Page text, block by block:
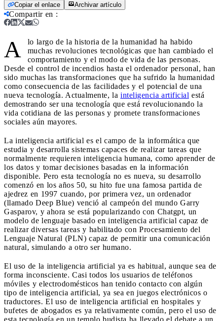
Copiar el enlace Archivar artículo
Compartir en :
A
lo largo de la historia de la humanidad ha habido
muchas revoluciones tecnológicas que han cambiado el
comportamiento y el modo de vida de las personas.
Desde el control de incendios hasta el ordenador personal, han
sido muchas las transformaciones que ha sufrido la humanidad
como consecuencia de las facilidades y el potencial de una
nueva tecnología. Actualmente, la inteligencia artificial está
demostrando ser una tecnología que está revolucionando la
vida cotidiana de las personas y promete transformaciones
sociales aún mayores.
La inteligencia artificial es el campo de la informática que
estudia y desarrolla sistemas capaces de realizar tareas que
normalmente requieren inteligencia humana, como aprender de
los datos y tomar decisiones basadas en la información
disponible. Pero esta tecnología no es nueva, su desarrollo
comenzó en los años 50, su hito fue una famosa partida de
ajedrez en 1997 cuando, por primera vez, un ordenador
(llamado Deep Blue) venció al campeón del mundo Garry
Gasparov, y ahora se está popularizando con Chatgpt, un
modelo de lenguaje basado en inteligencia artificial capaz de
realizar diversas tareas y habilitado con Procesamiento del
Lenguaje Natural (PLN) capaz de permitir una comunicación
natural, simulando a otro ser humano.
El uso de la inteligencia artificial ya es habitual, aunque sea de
forma inconsciente. Casi todos los usuarios de teléfonos
móviles y electrodomésticos han tenido contacto con algún
tipo de inteligencia artificial, ya sea en juegos electrónicos o
traductores. El uso de inteligencia artificial en hospitales y
bufetes de abogados es ya relativamente común, pero el uso de
esta tecnología en un templo budista ha llevado el debate a un